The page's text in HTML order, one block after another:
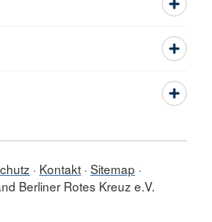
Kontakt Sitemap
Berliner Rotes Kreuz e.V.